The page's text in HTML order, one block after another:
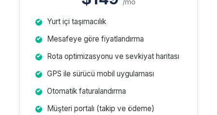
/mo
Yurt içi taşımacılık
Mesafeye göre fiyatlandırma
Rota optimizasyonu ve sevkiyat haritası
GPS ile sürücü mobil uygulaması
Otomatik faturalandırma
Müşteri portalı (takip ve ödeme)